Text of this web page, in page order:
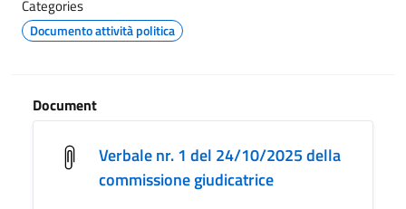
Categories
Documento attività politica
Document
Verbale nr. 1 del 24/10/2025 della
commissione giudicatrice